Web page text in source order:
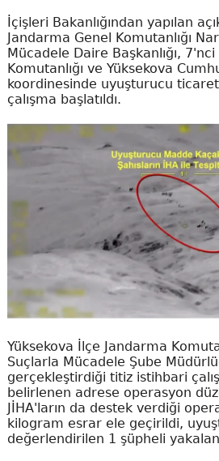
İçişleri Bakanlığından yapılan
Jandarma Genel Komutanlığı
Mücadele Daire Başkanlığı,
Komutanlığı ve Yüksekova
koordinesinde uyuşturucu
çalışma başlatıldı.
Yüksekova İlçe Jandarma
Suçlarla Mücadele Şube
gerçekleştirdiği titiz istihbari
belirlenen adrese operasyon
JİHA'ların da destek verdiği
kilogram esrar ele geçirildi,
değerlendirilen 1 şüpheli